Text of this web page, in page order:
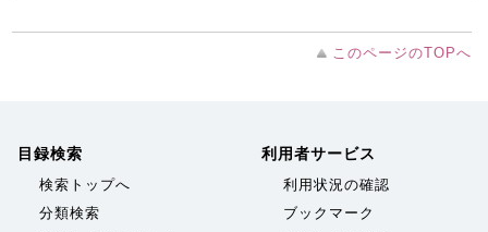
このページのTOPへ
目録検索
検索トップへ
分類検索
利用者サービス
利用状況の確認
ブックマーク